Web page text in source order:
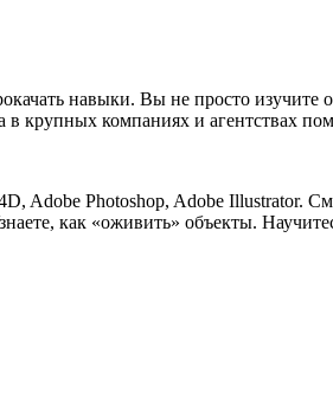
навыки. Вы не просто изучите
крупных компаниях и агентствах
Adobe Photoshop, Adobe Illustrator.
как «оживить» объекты.